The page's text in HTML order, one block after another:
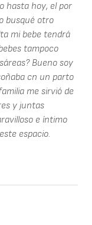
hasta hoy, el por
busqué otro
mi bebe tendrá
tampoco
Bueno soy
cn un parto
me sirvió de
y juntas
e íntimo
espacio.